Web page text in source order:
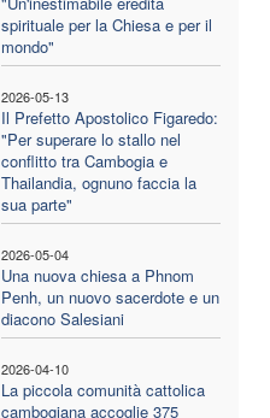
spirituale per la Chiesa e per il
mondo"
2026-05-13
Il Prefetto Apostolico Figaredo:
"Per superare lo stallo nel
conflitto tra Cambogia e
Thailandia, ognuno faccia la
sua parte"
2026-05-04
Una nuova chiesa a Phnom
Penh, un nuovo sacerdote e un
diacono Salesiani
2026-04-10
La piccola comunità cattolica
cambogiana accoglie 375